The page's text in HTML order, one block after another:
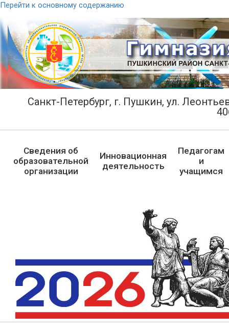
Перейти к основному содержанию
Санкт-Петербург, г. Пушкин, ул.
Сведения об
образовательной
организации
Инновационная
деятельность
Педагогам
и
учащимся